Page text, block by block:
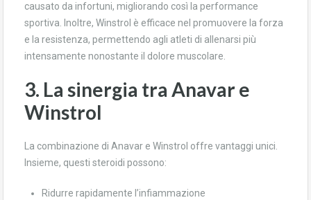
causato da infortuni, migliorando così la performance
sportiva. Inoltre, Winstrol è efficace nel promuovere la forza
e la resistenza, permettendo agli atleti di allenarsi più
intensamente nonostante il dolore muscolare.
3. La sinergia tra Anavar e
Winstrol
La combinazione di Anavar e Winstrol offre vantaggi unici.
Insieme, questi steroidi possono:
Ridurre rapidamente l’infiammazione